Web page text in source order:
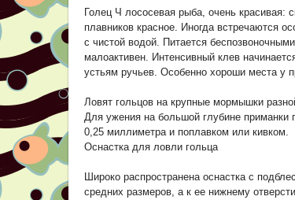
Голец Ч лососевая рыба, очень красивая:
плавников красное. Иногда встречаются
с чистой водой. Питается
малоактивен. Интенсивный клев
устьям ручьев. Особенно хороши места у
Ловят гольцов на крупные мормышки
Для ужения на большой глубине
0,25 миллиметра и поплавком или кивком.
Оснастка для ловли гольца
Широко распространена оснастка с
средних размеров, а к ее нижнему